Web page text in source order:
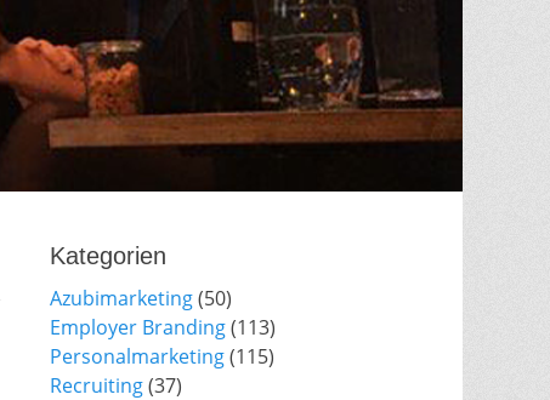
Kategorien
Azubimarketing(50)
Employer Branding(113)
Personalmarketing(115)
Recruiting(37)